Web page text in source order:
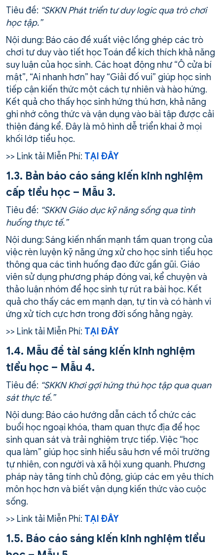
Tiêu đề: “SKKN Phát triển tư duy logic qua trò chơi
học tập.”
Nội dung: Báo cáo đề xuất việc lồng ghép các trò
chơi tư duy vào tiết học Toán để kích thích khả năng
suy luận của học sinh. Các hoạt động như “Ô cửa bí
mật”, “Ai nhanh hơn” hay “Giải đố vui” giúp học sinh
tiếp cận kiến thức một cách tự nhiên và hào hứng.
Kết quả cho thấy học sinh hứng thú hơn, khả năng
ghi nhớ công thức và vận dụng vào bài tập được cải
thiện đáng kể. Đây là mô hình dễ triển khai ở mọi
khối lớp tiểu học.
>> Link tải Miễn Phí: TẠI ĐÂY
1.3. Bản báo cáo sáng kiến kinh nghiệm
cấp tiểu học – Mẫu 3.
Tiêu đề: “SKKN Giáo dục kỹ năng sống qua tình
huống thực tế.”
Nội dung: Sáng kiến nhấn mạnh tầm quan trọng của
việc rèn luyện kỹ năng ứng xử cho học sinh tiểu học
thông qua các tình huống đạo đức gần gũi. Giáo
viên sử dụng phương pháp đóng vai, kể chuyện và
thảo luận nhóm để học sinh tự rút ra bài học. Kết
quả cho thấy các em mạnh dạn, tự tin và có hành vi
ứng xử tích cực hơn trong đời sống hằng ngày.
>> Link tải Miễn Phí: TẠI ĐÂY
1.4. Mẫu đề tài sáng kiến kinh nghiệm
tiểu học – Mẫu 4.
Tiêu đề: “SKKN Khơi gợi hứng thú học tập qua quan
sát thực tế.”
Nội dung: Báo cáo hướng dẫn cách tổ chức các
buổi học ngoại khóa, tham quan thực địa để học
sinh quan sát và trải nghiệm trực tiếp. Việc “học
qua làm” giúp học sinh hiểu sâu hơn về môi trường
tự nhiên, con người và xã hội xung quanh. Phương
pháp này tăng tính chủ động, giúp các em yêu thích
môn học hơn và biết vận dụng kiến thức vào cuộc
sống.
>> Link tải Miễn Phí: TẠI ĐÂY
1.5. Báo cáo sáng kiến kinh nghiệm tiểu